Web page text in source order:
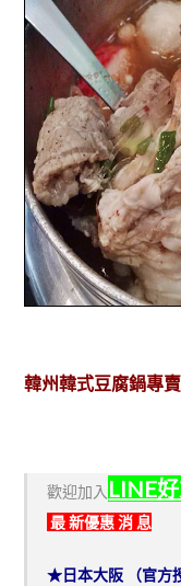
韓州韓式豆腐鍋專
歡迎加入 LINE
最 新優惠 消 息
★日本大阪 （官方